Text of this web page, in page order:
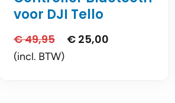
voor DJI Tello
€49,95
Oorspronkelijke
€ 25,00
(incl. BTW)